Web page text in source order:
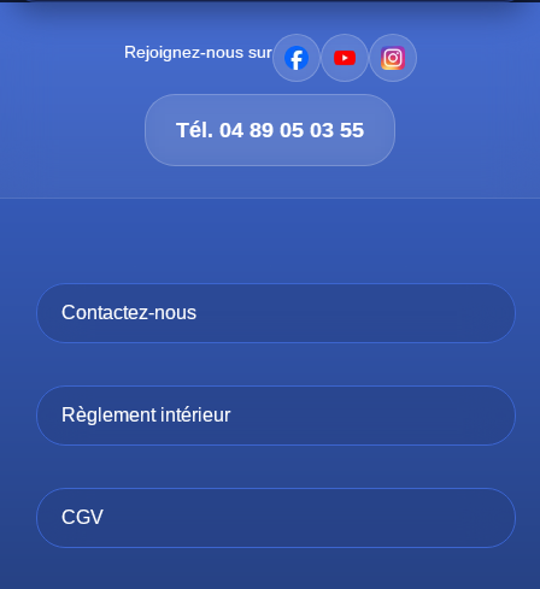
Rejoignez-nous sur
Tél. 04 89 05 03 55
Contactez-nous
Règlement intérieur
CGV